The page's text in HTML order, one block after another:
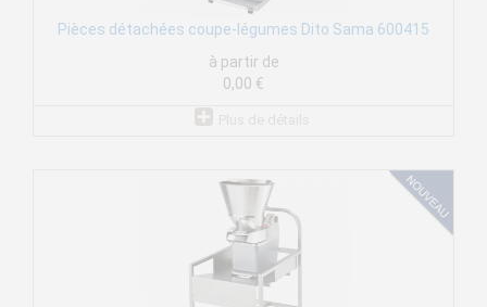
Pièces détachées coupe-légumes Dito Sama 600415
à partir de
0,00 €